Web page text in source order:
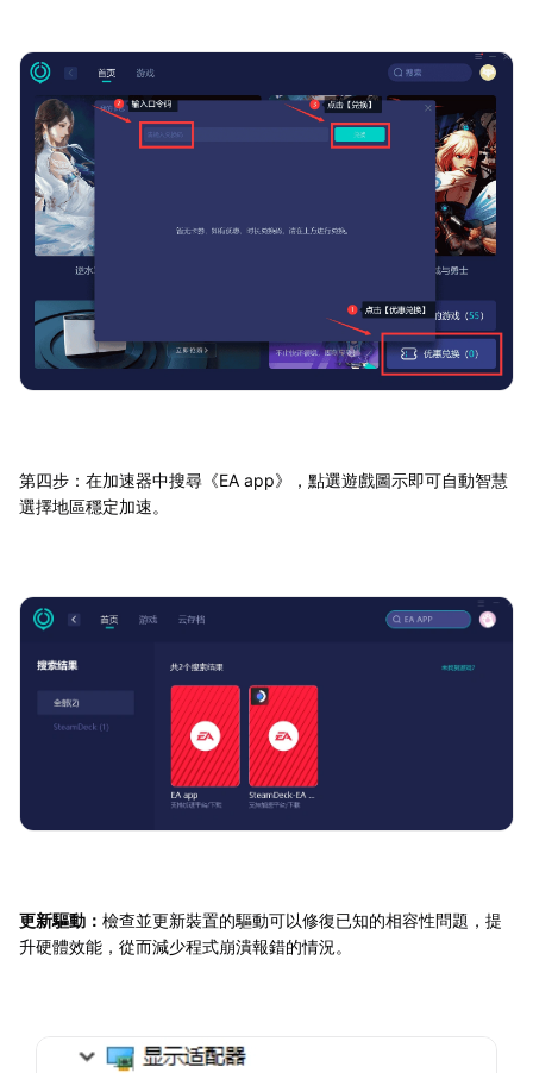
第四步：在加速器中搜尋《EA app》，點選遊戲圖示即可自動智慧
選擇地區穩定加速。
更新驅動： 檢查並更新裝置的驅動可以修復已知的相容性問題，提
升硬體效能，從而減少程式崩潰報錯的情況。